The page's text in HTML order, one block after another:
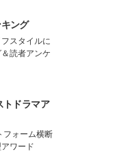
ング
スタイルに
読者アンケ
トドラマア
フォーム横断
ワード